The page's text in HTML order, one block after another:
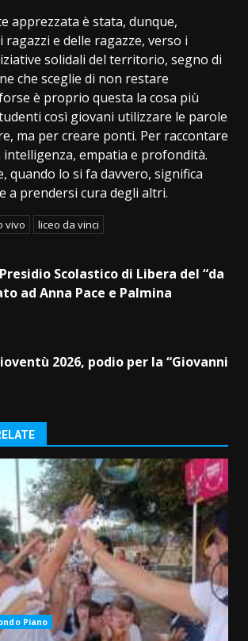
apprezzata è stata, dunque,
ragazzi e delle ragazze, verso i
solidali del territorio, segno di
che sceglie di non restare
è proprio questa la cosa più
così giovani utilizzare le parole
ma per creare ponti. Per raccontare
intelligenza, empatia e profondità.
quando lo si fa davvero, significa
a prendersi cura degli altri.
vivo liceo da vinci
Scolastico di Libera del “da
ad Anna Pace e Palmina
2026, podio per la “Giovanni
Piano